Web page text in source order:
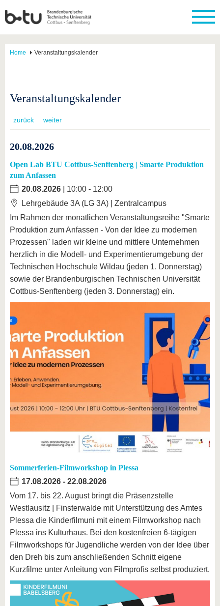
Home Veranstaltungskalender
Veranstaltungskalender
zurück weiter
20.08.2026
Open Lab BTU Cottbus-Senftenberg | Smarte Produktion
zum Anfassen
20.08.2026
| 10:00 - 12:00
Lehrgebäude 3A (LG 3A) | Zentralcampus
Im Rahmen der monatlichen Veranstaltungsreihe "Smarte
Produktion zum Anfassen - Von der Idee zu modernen
Prozessen" laden wir kleine und mittlere Unternehmen
herzlich in die Modell- und Experimentierumgebung der
Technischen Hochschule Wildau (jeden 1. Donnerstag)
sowie der Brandenburgischen Technischen Universität
Cottbus-Senftenberg (jeden 3. Donnerstag) ein.
Sommerferien-Filmworkshop in Plessa
17.08.2026 - 22.08.2026
Vom 17. bis 22. August bringt die Präsenzstelle
Westlausitz | Finsterwalde mit Unterstützung des Amtes
Plessa die Kinderfilmuni mit einem Filmworkshop nach
Plessa ins Kulturhaus. Bei den kostenfreien 6-tägigen
Filmworkshops für Jugendliche werden von der Idee über
den Dreh bis zum anschließenden Schnitt eigene
Kurzfilme unter Anleitung von Filmprofis selbst produziert.